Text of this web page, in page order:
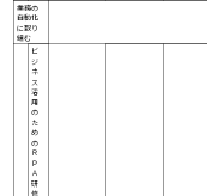
業務の
自動化
に取り
組む
ビ
ジ
ネ
ス
活
用
の
た
め
の
Ｒ
Ｐ
Ａ
研
修